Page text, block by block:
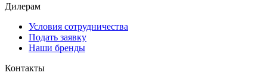
Дилерам
Условия сотрудничества
Подать заявку
Наши бренды
Контакты